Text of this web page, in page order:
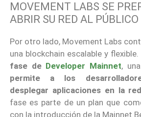
MOVEMENT LABS SE
ABRIR SU RED AL
Por otro lado, Movement Labs
una blockchain escalable y
fase de Developer Mainnet,
permite a los
desplegar aplicaciones en la
fase es parte de un plan que
con la introducción de la Mainnet